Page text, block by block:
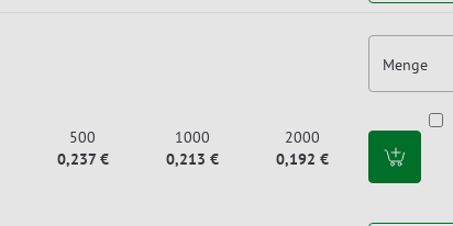
500
0,237 €
1000
0,213 €
2000
0,192 €
Menge